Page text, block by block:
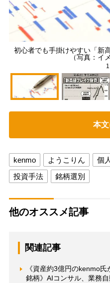
初心者でも手掛けやすい「新
（写真：イ
1
本
kenmo ようこりん 個
投資手法
銘柄選別
他のオススメ記事
関連記事
《資産約3億円のkenmo
銘柄》AIコンサル、業務